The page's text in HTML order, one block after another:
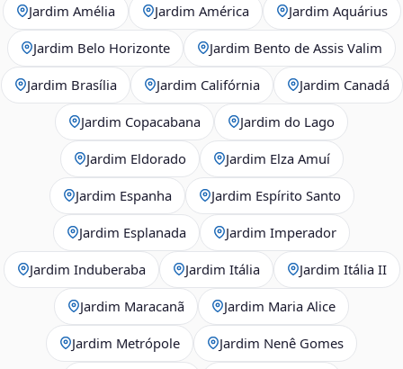
Jardim Amélia Jardim América Jardim Aquárius
Jardim Belo Horizonte Jardim Bento de Assis Valim
Jardim Brasília Jardim Califórnia Jardim Canadá
Jardim Copacabana Jardim do Lago
Jardim Eldorado Jardim Elza Amuí
Jardim Espanha Jardim Espírito Santo
Jardim Esplanada Jardim Imperador
Jardim Induberaba Jardim Itália Jardim Itália II
Jardim Maracanã Jardim Maria Alice
Jardim Metrópole Jardim Nenê Gomes